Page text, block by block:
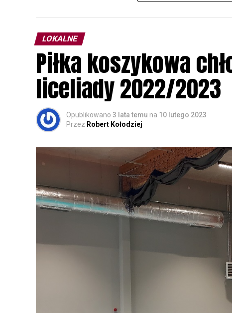
Wszystkich uczestników zapraszamy do
rozpoznawanie głosów sów i wymianę
zapisy.
LOKALNE
Piłka koszykowa
liceliady 2022/2023
Opublikowano 3 lata temu na 10 lutego 2023
Przez Robert Kołodziej